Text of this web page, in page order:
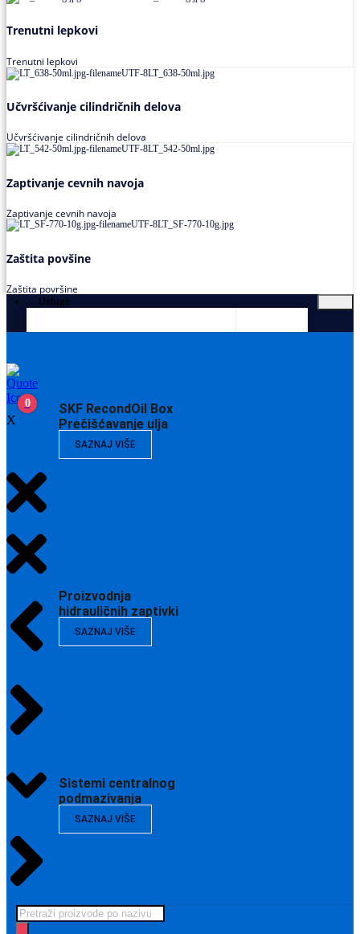
Trenutni lepkovi
Trenutni lepkovi
Učvršćivanje cilindričnih delova
Učvršćivanje cilindričnih delova
Zaptivanje cevnih navoja
Zaptivanje cevnih navoja
Zaštita povšine
Zaštita površine
Usluge
SKF RecondOil Box
Prečišćavanje ulja
SAZNAJ VIŠE
Proizvodnja
hidrauličnih zaptivki
SAZNAJ VIŠE
Sistemi centralnog
podmazivanja
SAZNAJ VIŠE
0
X
Products
search